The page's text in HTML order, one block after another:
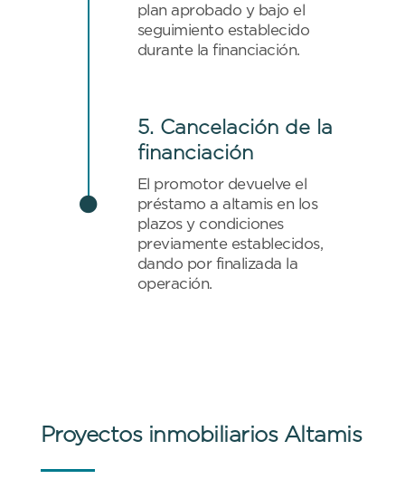
plan aprobado y bajo el
seguimiento establecido
durante la financiación.

5. Cancelación de la
financiación
El promotor devuelve el
préstamo a altamis en los
plazos y condiciones
previamente establecidos,
dando por finalizada la
operación.
Proyectos inmobiliarios Altamis